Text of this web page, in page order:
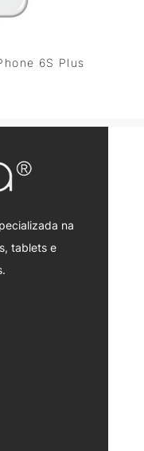
6S Plus
na
tablets e